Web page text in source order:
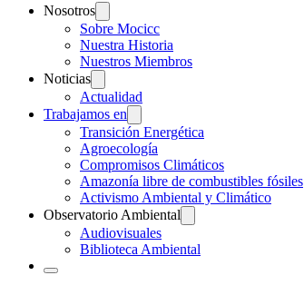
Nosotros
Sobre Mocicc
Nuestra Historia
Nuestros Miembros
Noticias
Actualidad
Trabajamos en
Transición Energética
Agroecología
Compromisos Climáticos
Amazonía libre de combustibles fósiles
Activismo Ambiental y Climático
Observatorio Ambiental
Audiovisuales
Biblioteca Ambiental